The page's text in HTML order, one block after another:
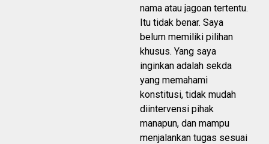
nama atau jagoan tertentu.
Itu tidak benar. Saya
belum memiliki pilihan
khusus. Yang saya
inginkan adalah sekda
yang memahami
konstitusi, tidak mudah
diintervensi pihak
manapun, dan mampu
menjalankan tugas sesuai